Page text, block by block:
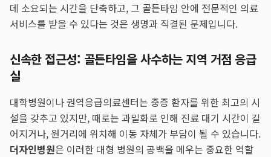
데 소요되는 시간을 단축하고, 그 골든타임 안에 전문적인 의료
서비스를 받을 수 있다는 것은 생명과 직결된 문제입니다.
신속한 접근성: 골든타임을 사수하는 지역 거점 응급
실
대학병원이나 권역응급의료센터는 중증 환자를 위한 최고의 시
설을 갖추고 있지만, 때로는 과밀화로 인해 진료 대기 시간이 길
어지거나, 원거리에 위치해 이동 자체가 부담이 될 수 있습니다.
더자인병원은 이러한 대형 병원의 공백을 메우는 중요한 역할